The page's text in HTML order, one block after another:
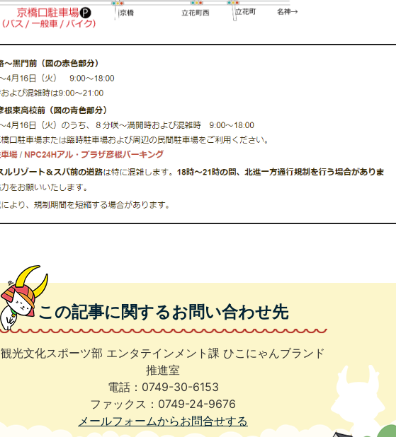
この記事に関するお問い合わせ先
観光文化スポーツ部 エンタテインメント課 ひこにゃんブランド
推進室
電話：0749-30-6153
ファックス：0749-24-9676
メールフォームからお問合せする